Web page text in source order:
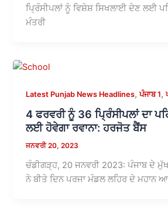
ਪ੍ਰਿੰਸੀਪਲਾਂ ਨੂੰ ਵਿਸ਼ੇਸ਼ ਸਿਖਲਾਈ ਦੇਣ ਲਈ
ਮੰਤਰੀ
Latest Punjab News Headlines,ਪੰਜਾਬ 1,
4 ਫਰਵਰੀ ਨੂੰ 36 ਪ੍ਰਿੰਸੀਪਲਾਂ ਦਾ
ਲਈ ਹੋਵੇਗਾ ਰਵਾਨਾ: ਹਰਜੋਤ ਬੈਂਸ
ਜਨਵਰੀ 20, 2023
ਚੰਡੀਗੜ੍ਹ, 20 ਜਨਵਰੀ 2023: ਪੰਜਾਬ ਦੇ
ਨੇ ਬੀਤੇ ਦਿਨ ਪਰਜਾ ਮੰਡਲ ਲਹਿਰ ਦੇ ਮਹਾਨ